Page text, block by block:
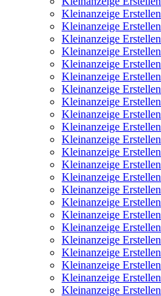
Kleinanzeige Erstellen
Kleinanzeige Erstellen
Kleinanzeige Erstellen
Kleinanzeige Erstellen
Kleinanzeige Erstellen
Kleinanzeige Erstellen
Kleinanzeige Erstellen
Kleinanzeige Erstellen
Kleinanzeige Erstellen
Kleinanzeige Erstellen
Kleinanzeige Erstellen
Kleinanzeige Erstellen
Kleinanzeige Erstellen
Kleinanzeige Erstellen
Kleinanzeige Erstellen
Kleinanzeige Erstellen
Kleinanzeige Erstellen
Kleinanzeige Erstellen
Kleinanzeige Erstellen
Kleinanzeige Erstellen
Kleinanzeige Erstellen
Kleinanzeige Erstellen
Kleinanzeige Erstellen